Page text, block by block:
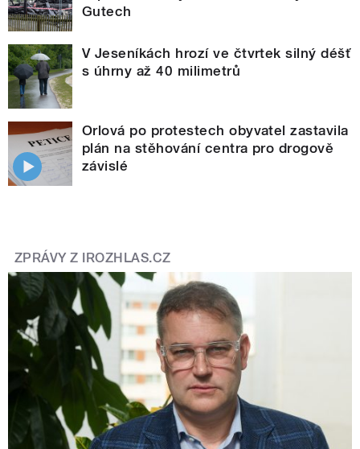
Gutech
V Jeseníkách hrozí ve čtvrtek silný déšť
s úhrny až 40 milimetrů
Orlová po protestech obyvatel zastavila
plán na stěhování centra pro drogově
závislé
ZPRÁVY Z IROZHLAS.CZ